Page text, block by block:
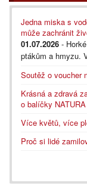
Jedna miska s
může zachránit
01.07.2026 -
ptákům a hmyzu.
Soutěž o voucher
Krásná a zdravá
o balíčky NATURA
Více květů, více
Proč si lidé